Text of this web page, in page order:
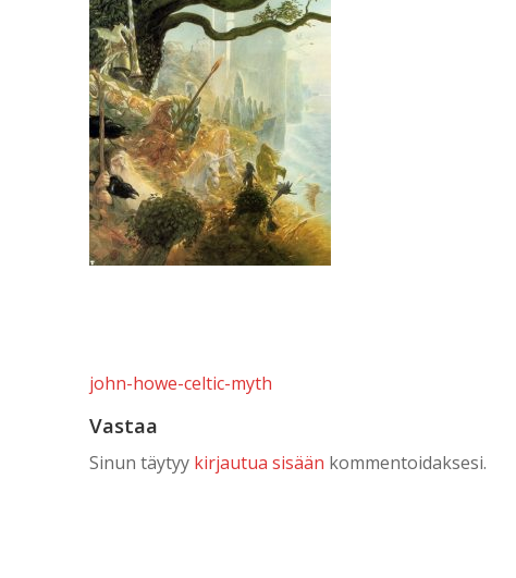
Artikkelien
selaus
john-howe-celtic-myth
Vastaa
Sinun täytyy kirjautua sisään kommentoidaksesi.